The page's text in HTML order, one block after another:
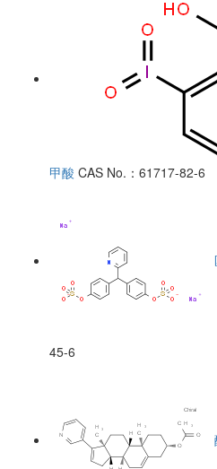
甲酸 CAS No.：61717-82-6
45-6